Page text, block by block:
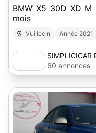
BMW X5 30D XD M
mois
Vuillecin Année 2021
SIMPLICICAR
60 annonces